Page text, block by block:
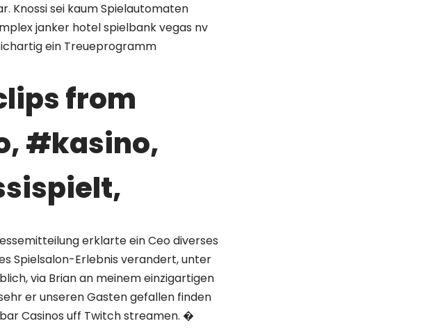
Knossi sei kaum Spielautomaten
janker hotel spielbank vegas nv
ein Treueprogramm
from
#kasino,
erklarte ein Ceo diverses
Spielsalon-Erlebnis verandert, unter
via Brian an meinem einzigartigen
er unseren Gasten gefallen finden
Casinos uff Twitch streamen. �